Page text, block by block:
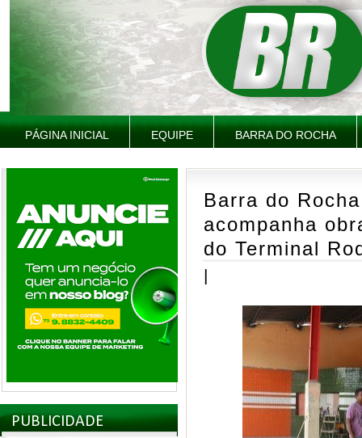
PÁGINA INICIAL EQUIPE BARRA DO ROCHA
PUBLICIDADE
Barra do
acompanha
do Terminal
|